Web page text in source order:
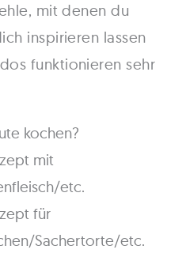
mit denen du
inspirieren lassen
funktionieren sehr
kochen?
mit
etc.
für
Sachertorte/etc.